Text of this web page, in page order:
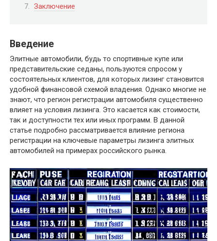
Заключение
Введение
Элитные автомобили, будь то спортивные купе или
представительские седаны, пользуются спросом у
состоятельных клиентов, для которых лизинг становится
удобной финансовой схемой владения. Однако многие не
знают, что регион регистрации автомобиля существенно
влияет на условия лизинга. Это касается как стоимости,
так и доступности тех или иных программ. В данной
статье подробно рассматривается влияние региона
регистрации на ключевые параметры лизинга элитных
автомобилей на примерах российского рынка.